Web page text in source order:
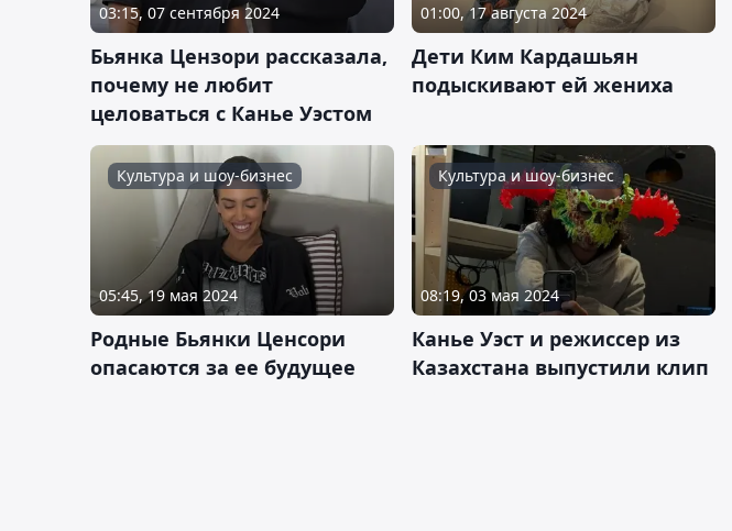
03:15, 07 сентября 2024
Бьянка Цензори рассказала,
почему не любит
целоваться с Канье Уэстом
01:00, 17 августа 2024
Дети Ким Кардашьян
подыскивают ей жениха
Культура и шоу-бизнес
05:45, 19 мая 2024
Родные Бьянки Ценсори
опасаются за ее будущее
Культура и шоу-бизнес
08:19, 03 мая 2024
Канье Уэст и режиссер из
Казахстана выпустили клип